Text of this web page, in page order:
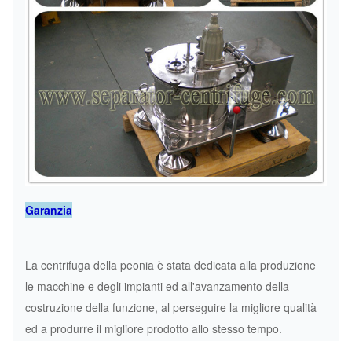
Garanzia
La centrifuga della peonia è stata dedicata alla produzione
le macchine e degli impianti ed all'avanzamento della
costruzione della funzione, al perseguire la migliore qualità
ed a produrre il migliore prodotto allo stesso tempo.